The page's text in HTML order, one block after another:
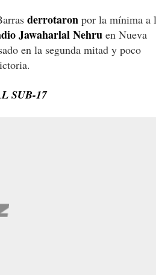
derrotaron por la mínima a
Jawaharlal Nehru en Nueva
en la segunda mitad y poco
SUB-17